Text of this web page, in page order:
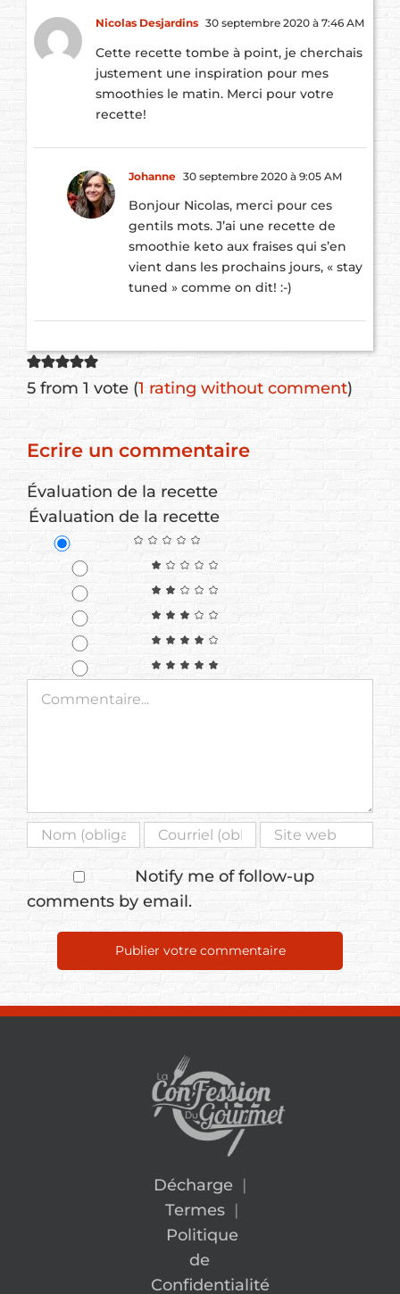
Nicolas Desjardins 30 septembre 2020 à 7:46 AM
Cette recette tombe à point, je cherchais
justement une inspiration pour mes
smoothies le matin. Merci pour votre
recette!
Johanne 30 septembre 2020 à 9:05 AM
Bonjour Nicolas, merci pour ces
gentils mots. J’ai une recette de
smoothie keto aux fraises qui s’en
vient dans les prochains jours, « stay
tuned » comme on dit! :-)
5 from 1 vote (1 rating without comment)
Ecrire un commentaire
Évaluation de la recette
Évaluation de la recette
Commentaire
Notify me of follow-up
comments by email.
Décharge|
Termes |
Politique
de
Confidentialité